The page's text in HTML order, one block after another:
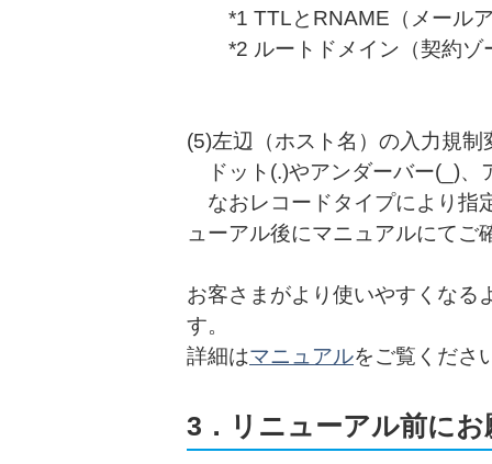
*1 TTLとRNAME（メールア
*2 ルートドメイン（契約ゾ
(5)左辺（ホスト名）の入力規制
ドット(.)やアンダーバー(_)、
なおレコードタイプにより指
ューアル後にマニュアルにてご
お客さまがより使いやすくなる
す。
詳細はマニュアルをご覧くださ
3．リニューアル前に